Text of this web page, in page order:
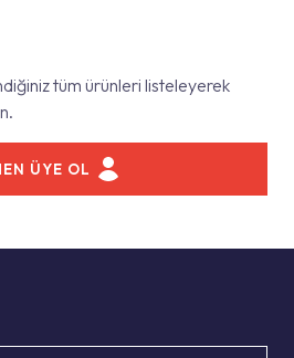
tüm ürünleri listeleyerek
ÜYE OL